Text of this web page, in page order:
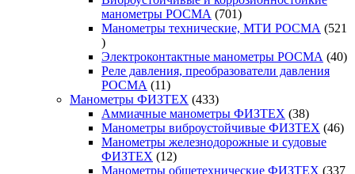
манометры РОСМА
701701
товар
Манометры технические, МТИ РОСМА
521
521
товар
Электроконтактные манометры РОСМА 4040
Реле давления, преобразователи давления
РОСМА
1111
товаров
Манометры ФИЗТЕХ 433433
товара
Аммиачные манометры ФИЗТЕХ 3838
товаров
Манометры виброустойчивые ФИЗТЕХ 4646
Манометры железнодорожные и судовые
ФИЗТЕХ
1212
товаров
Манометры общетехнические ФИЗТЕХ 337